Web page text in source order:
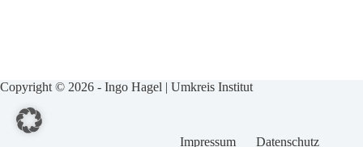
Copyright © 2026 - Ingo Hagel | Umkreis Institut
Impressum Datenschutz